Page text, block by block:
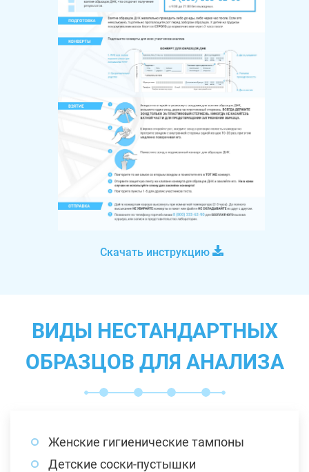
Скачать инструкцию
ВИДЫ НЕСТАНДАРТНЫХ
ОБРАЗЦОВ ДЛЯ АНАЛИЗА
Женские гигиенические тампоны
Детские соски-пустышки